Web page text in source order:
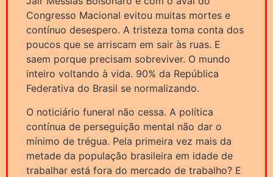
Congresso Macional evitou muitas mortes e
contínuo desespero. A tristeza toma conta dos
poucos que se arriscam em sair às ruas. E
saem porque precisam sobreviver. O mundo
inteiro voltando à vida. 90% da República
Federativa do Brasil se normalizando.
O noticiário funeral não cessa. A política
contínua de perseguição mental não dar o
mínimo de trégua. Pela primeira vez mais da
metade da população brasileira em idade de
trabalhar está fora do mercado de trabalho? E